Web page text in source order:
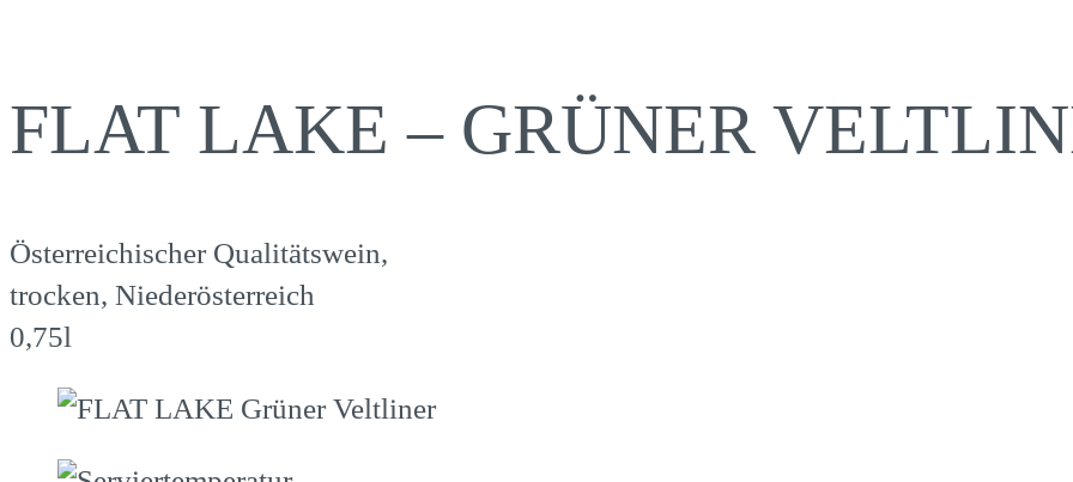
FLAT LAKE – GRÜNER
Österreichischer Qualitätswein,
trocken, Niederösterreich
0,75l